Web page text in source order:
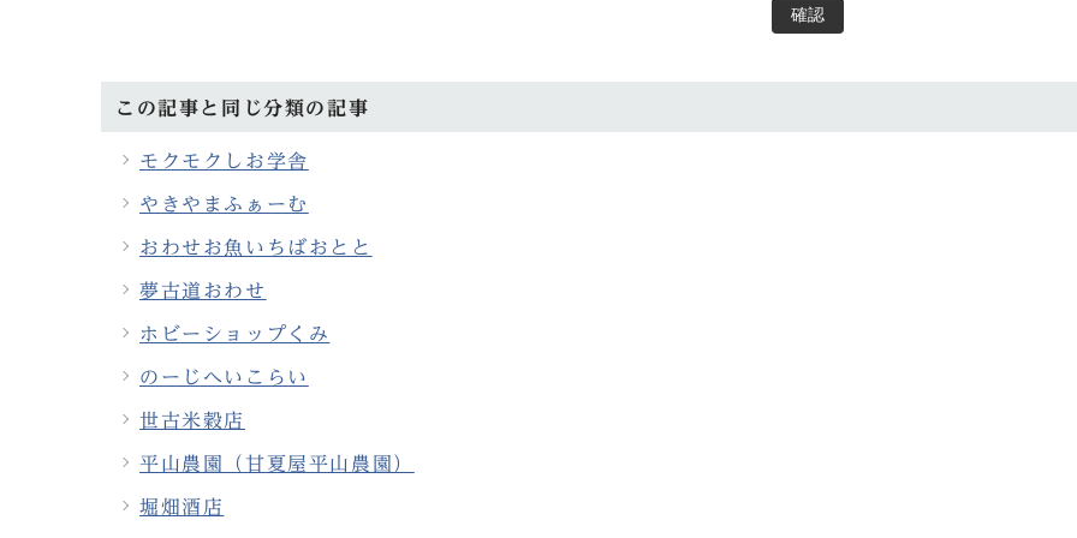
確認
この記事と同じ分類の記事
モクモクしお学舎
やきやまふぁーむ
おわせお魚いちばおとと
夢古道おわせ
ホビーショップくみ
のーじへいこらい
世古米穀店
平山農園（甘夏屋平山農園）
堀畑酒店